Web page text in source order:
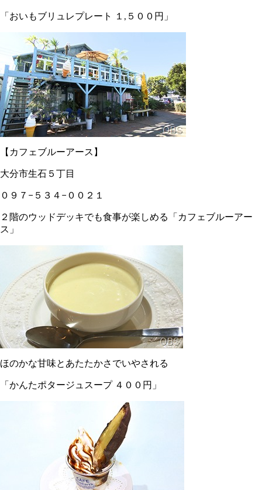
「おいもブリュレプレート １,５００円」
【カフェブルーアース】
大分市生石５丁目
０９７−５３４−００２１
２階のウッドデッキでも食事が楽しめる「カフェブルーアー
ス」
ほのかな甘味とあたたかさでいやされる
「かんたポタージュスープ ４００円」